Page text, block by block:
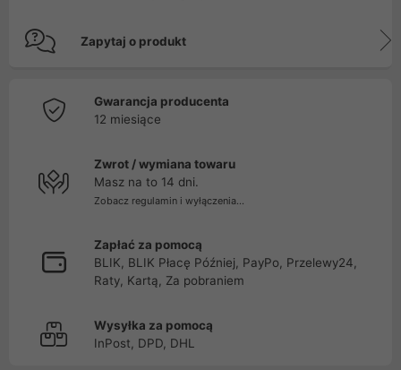
Zapytaj o produkt
Gwarancja producenta
12 miesiące
Zwrot / wymiana towaru
Masz na to 14 dni.
Zobacz regulamin i wyłączenia...
Zapłać za pomocą
BLIK, BLIK Płacę Później, PayPo, Przelewy24,
Raty, Kartą, Za pobraniem
Wysyłka za pomocą
InPost, DPD, DHL